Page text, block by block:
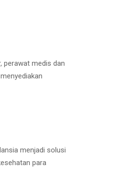
perawat medis dan
menjadi solusi
para